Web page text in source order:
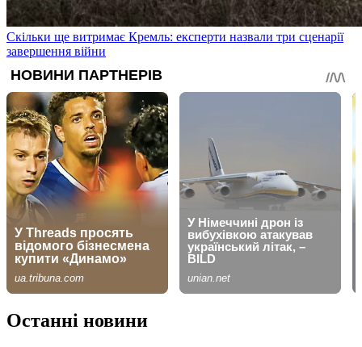
Скільки ще витримає Кремль: експерти назвали три сценарії
завершення війни
Останні новини